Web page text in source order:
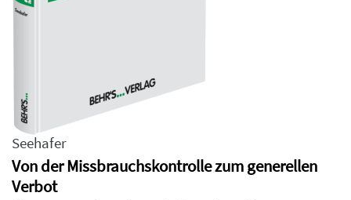
Seehafer
Von der Missbrauchskontrolle zum generellen
Verbot